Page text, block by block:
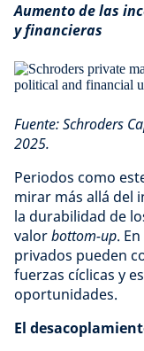
Aumento de las
y financieras
Fuente: Schroders
2025.
Periodos como
mirar más allá del
la durabilidad de
valorbottom-up.
privados pueden
fuerzas cíclicas y
oportunidades.
El